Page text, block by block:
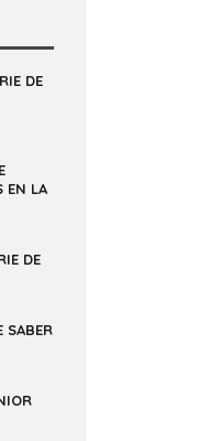
DE
EN LA
DE
SABER